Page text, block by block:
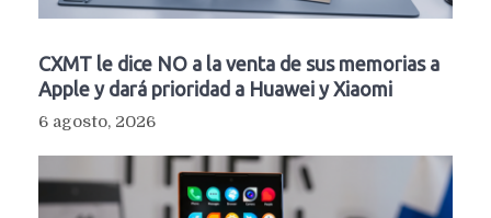
CXMT le dice NO a la venta de sus memorias a
Apple y dará prioridad a Huawei y Xiaomi
6 agosto, 2026